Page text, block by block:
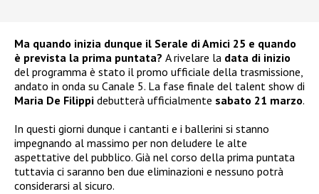
Ma quando inizia dunque il Serale di Amici 25 e quando
è prevista la prima puntata? A rivelare la data di inizio
del programma è stato il promo ufficiale della trasmissione,
andato in onda su Canale 5. La fase finale del talent show di
Maria De Filippi debutterà ufficialmente sabato 21 marzo.
In questi giorni dunque i cantanti e i ballerini si stanno
impegnando al massimo per non deludere le alte
aspettative del pubblico. Già nel corso della prima puntata
tuttavia ci saranno ben due eliminazioni e nessuno potrà
considerarsi al sicuro.